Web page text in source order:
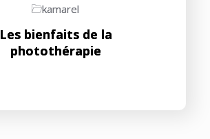
kamarel
Les bienfaits de la
photothérapie